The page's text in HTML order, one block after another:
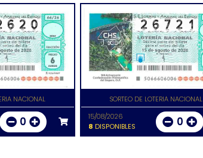
NACIONAL
0
SORTEO DE LOTERIA NACIONAL
15/08/2026
8 DISPONIBLES 0